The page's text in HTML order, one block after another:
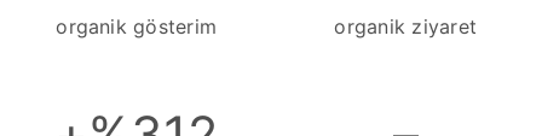
organik gösterim organik ziyaret